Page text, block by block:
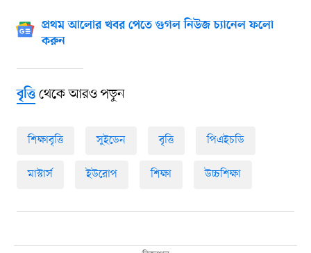
প্রথম আলোর খবর পেতে গুগল নিউজ চ্যানেল ফলো
করুন
বৃত্তিথেকে আরও পড়ুন
শিক্ষাবৃত্তি সুইডেন বৃত্তি পিএইচডি
মাস্টার্স ইউরোপ শিক্ষা উচ্চশিক্ষা